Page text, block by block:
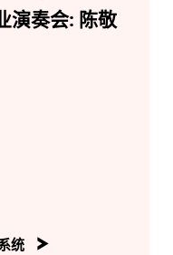
演奏会: 陈敬
统